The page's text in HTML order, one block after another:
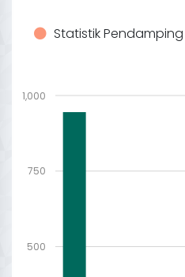
Statistik
500
750
1,000